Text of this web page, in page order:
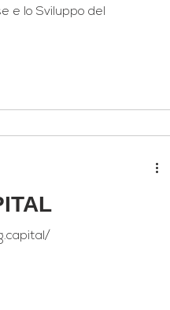
e lo Sviluppo del